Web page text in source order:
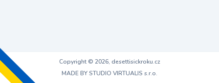
Copyright © 2026, desettisickroku.cz
MADE BY STUDIO VIRTUALIS s.r.o.